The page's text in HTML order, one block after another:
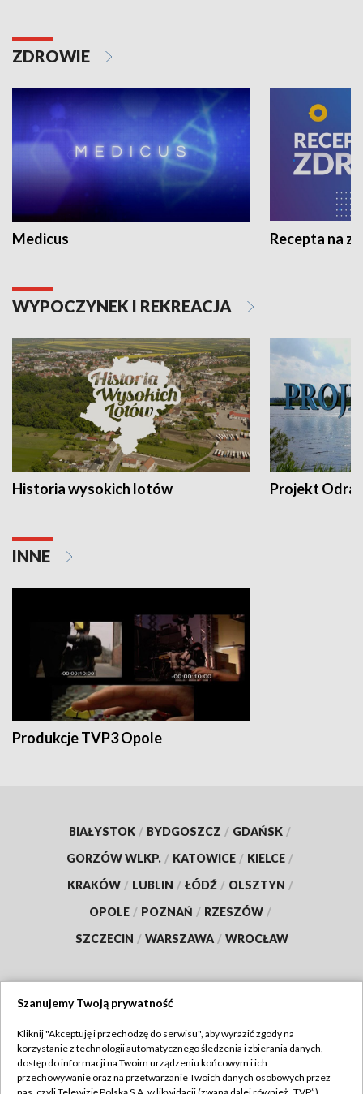
ZDROWIE
Medicus Recepta na
WYPOCZYNEK I REKREACJA
Historia wysokich lotów Projekt Odra
INNE
Produkcje TVP3 Opole
BIAŁYSTOK / BYDGOSZCZ / GDAŃSK /
GORZÓW WLKP. / KATOWICE / KIELCE /
KRAKÓW / LUBLIN / ŁÓDŹ / OLSZTYN /
OPOLE / POZNAŃ / RZESZÓW /
SZCZECIN / WARSZAWA / WROCŁAW
TVP
Abonament TVP
Regulamin TVP
Szanujemy Twoją prywatność
Kliknij "Akceptuję i przechodzę do serwisu", aby wyrazić zgody na
korzystanie z technologii automatycznego śledzenia i zbierania danych,
dostęp do informacji na Twoim urządzeniu końcowym i ich
przechowywanie oraz na przetwarzanie Twoich danych osobowych przez